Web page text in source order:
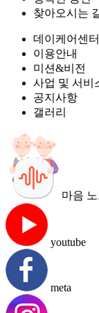
찾아오시는
데이케어센터
이용안내
미션&비전
사업 및 서비
공지사항
갤러리
마음
youtube
meta